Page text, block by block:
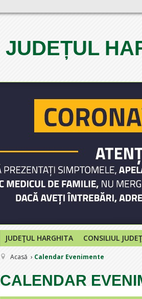
JUDEȚUL
12
JUDEŢUL HARGHITA CONSILIUL
Acasă Calendar Evenimente
CALENDAR